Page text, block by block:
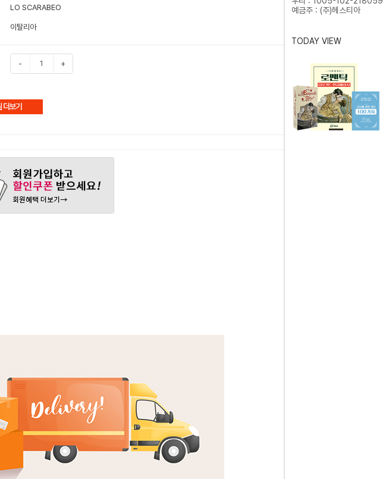
예금주 : (주)헤스티아
TODAY VIEW
LO SCARABEO
이탈리아
- +